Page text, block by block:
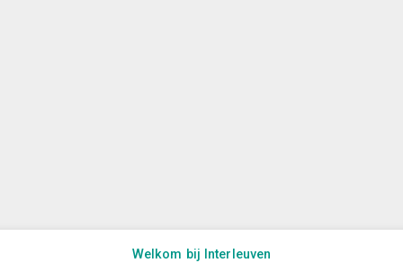
Welkom bij Interleuven